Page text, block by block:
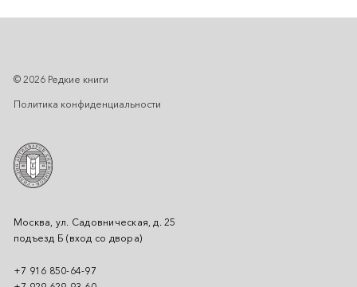
Москва, ул. Садовническая, д. 25
подъезд Б (вход со двора)
+7 916 850-64-97
© 2026 Редкие книги
Политика конфиденциальности